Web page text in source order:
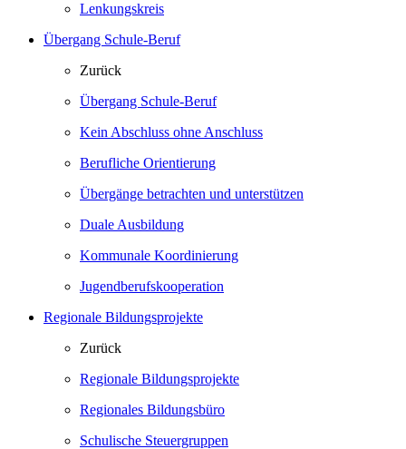
Lenkungskreis
Übergang Schule-Beruf
Zurück
Übergang Schule-Beruf
Kein Abschluss ohne Anschluss
Berufliche Orientierung
Übergänge betrachten und unterstützen
Duale Ausbildung
Kommunale Koordinierung
Jugendberufskooperation
Regionale Bildungsprojekte
Zurück
Regionale Bildungsprojekte
Regionales Bildungsbüro
Schulische Steuergruppen